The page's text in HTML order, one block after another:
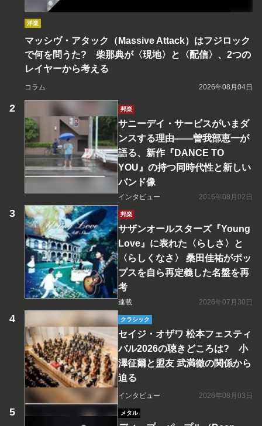
洋楽
マッシヴ・アタック（Massive Attack）はフジロック
で何を問うた? 柴那典が〈現地〉と〈配信〉、2つの
レイヤーから考える
コラム 2026年08月04日
邦楽
サニーデイ・サービスがいまダ
ンスする理由――曽我部恵一が
語る、新作『DANCE TO
YOU』の持つ同時代性と新しい
バンド像
インタビュー 2016年08月02日
邦楽
サザンオールスターズ『Young
Love』に表れた〈らしさ〉と
〈らしくなさ〉 桑田佳祐がポッ
プスを自ら再定義した名盤を再
考
連載 2026年07月30日
クラシック
セイジ・オザワ 松本フェスティ
バル2026の聴きどころは? 小
澤征爾と盟友 武満徹の関係から
迫る
インタビュー 2026年08月03日
メタル